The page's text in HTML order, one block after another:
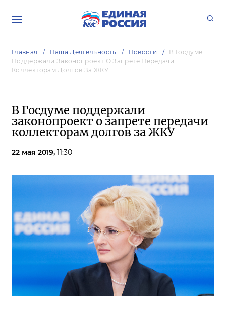
Главная Наша Деятельность Новости
В Госдуме
Поддержали Законопроект О Запрете Передачи
Коллекторам Долгов За ЖКУ
В Госдуме поддержали
законопроект о запрете передачи
коллекторам долгов за ЖКУ
22 мая 2019, 11:30